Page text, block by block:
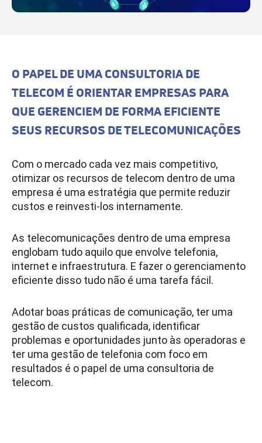
O PAPEL DE UMA CONSULTORIA DE
TELECOM É ORIENTAR EMPRESAS PARA
QUE GERENCIEM DE FORMA EFICIENTE
SEUS RECURSOS DE TELECOMUNICAÇÕES
Com o mercado cada vez mais competitivo,
otimizar os recursos de telecom dentro de uma
empresa é uma estratégia que permite reduzir
custos e reinvesti-los internamente.
As telecomunicações dentro de uma empresa
englobam tudo aquilo que envolve telefonia,
internet e infraestrutura. E fazer o gerenciamento
eficiente disso tudo não é uma tarefa fácil.
Adotar boas práticas de comunicação, ter uma
gestão de custos qualificada, identificar
problemas e oportunidades junto às operadoras e
ter uma gestão de telefonia com foco em
resultados é o papel de uma consultoria de
telecom.